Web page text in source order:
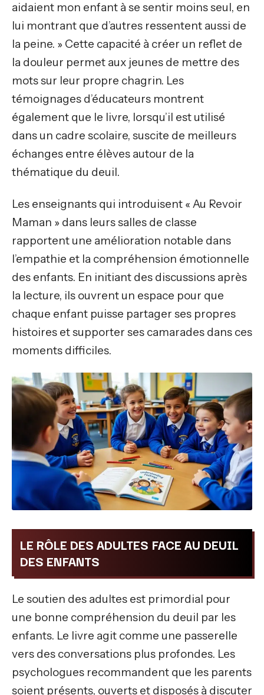
aidaient mon enfant à se sentir moins seul, en
lui montrant que d’autres ressentent aussi de
la peine. » Cette capacité à créer un reflet de
la douleur permet aux jeunes de mettre des
mots sur leur propre chagrin. Les
témoignages d’éducateurs montrent
également que le livre, lorsqu’il est utilisé
dans un cadre scolaire, suscite de meilleurs
échanges entre élèves autour de la
thématique du deuil.
Les enseignants qui introduisent « Au Revoir
Maman » dans leurs salles de classe
rapportent une amélioration notable dans
l’empathie et la compréhension émotionnelle
des enfants. En initiant des discussions après
la lecture, ils ouvrent un espace pour que
chaque enfant puisse partager ses propres
histoires et supporter ses camarades dans ces
moments difficiles.
LE RÔLE DES ADULTES FACE AU DEUIL
DES ENFANTS
Le soutien des adultes est primordial pour
une bonne compréhension du deuil par les
enfants. Le livre agit comme une passerelle
vers des conversations plus profondes. Les
psychologues recommandent que les parents
soient présents, ouverts et disposés à discuter